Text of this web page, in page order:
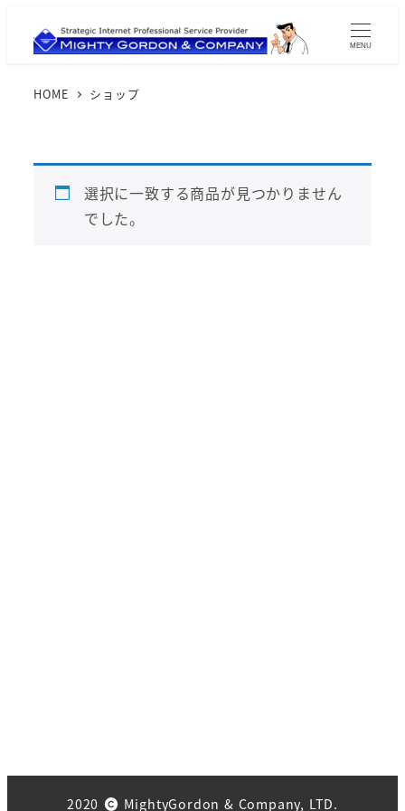
MENU
HOME ショップ
選択に一致する商品が見つかりません
でした。
2020 MightyGordon & Company, LTD.